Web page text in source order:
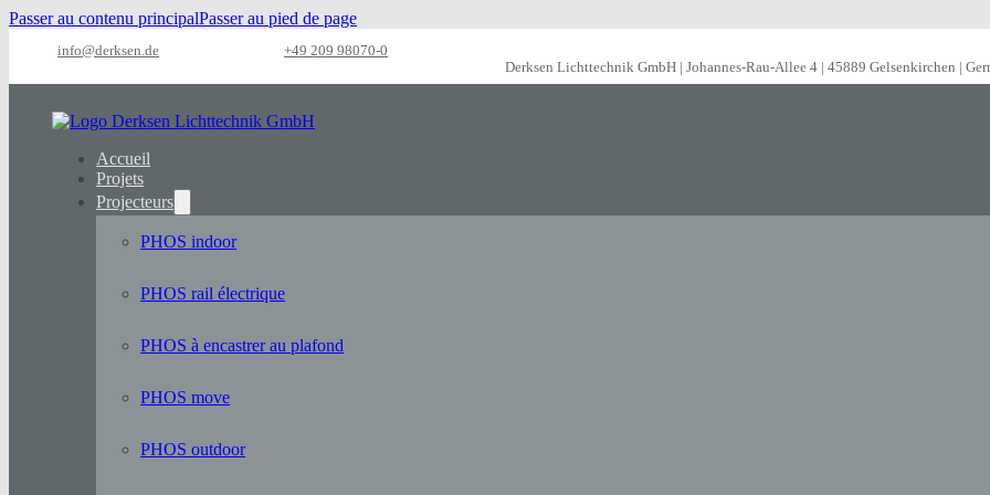
Passer au contenu principalPasser au pied de page
info@derksen.de
+49 209 98070-0
Derksen Lichttechnik GmbH | Johannes-Rau-Allee 4 | 45889 Gelsenkirchen |
Accueil
Projets
Projecteurs
PHOS indoor
PHOS rail électrique
PHOS à encastrer au plafond
PHOS move
PHOS outdoor